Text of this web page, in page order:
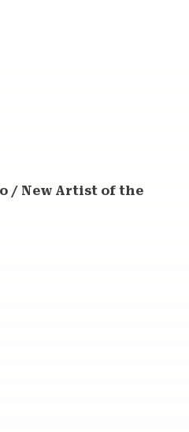
/ New Artist of the